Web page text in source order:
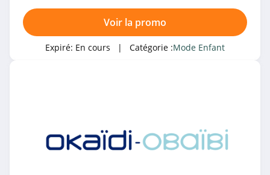
Vertbaudet. À saisir!
Voir la promo
Expiré: En cours | Catégorie :Mode Enfant